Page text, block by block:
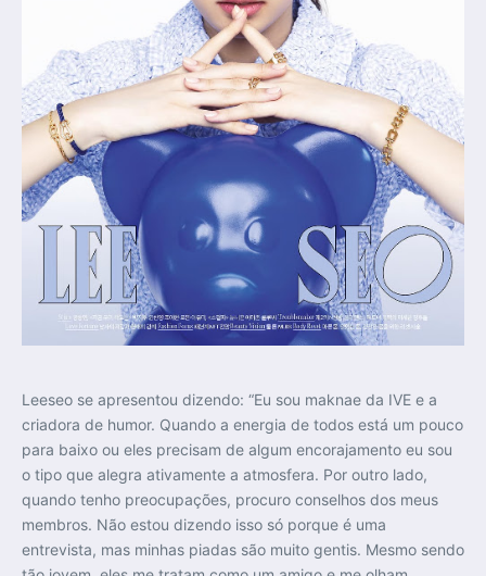
Leeseo se apresentou dizendo: “Eu sou maknae da IVE e a
criadora de humor. Quando a energia de todos está um pouco
para baixo ou eles precisam de algum encorajamento eu sou
o tipo que alegra ativamente a atmosfera. Por outro lado,
quando tenho preocupações, procuro conselhos dos meus
membros. Não estou dizendo isso só porque é uma
entrevista, mas minhas piadas são muito gentis. Mesmo sendo